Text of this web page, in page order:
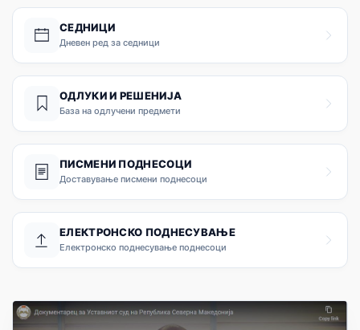
СЕДНИЦИ
Дневен ред за седници
ОДЛУКИ И РЕШЕНИЈА
База на одлучени предмети
ПИСМЕНИ ПОДНЕСОЦИ
Доставување писмени поднесоци
ЕЛЕКТРОНСКО ПОДНЕСУВАЊЕ
Електронско поднесување поднесоци